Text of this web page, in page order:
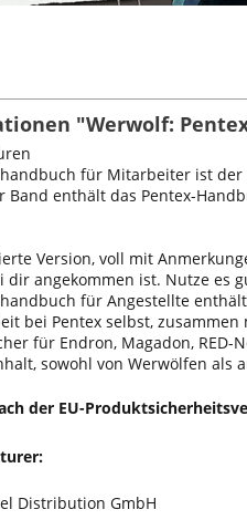
"Werwolf:
für Mitarbeiter ist
Band enthält das Pentex-
Version, voll mit
dir angekommen ist. Nutze es
für Angestellte
bei Pentex selbst,
für Endron, Magadon, RED-
sowohl von Werwölfen als
der EU-
Distribution GmbH